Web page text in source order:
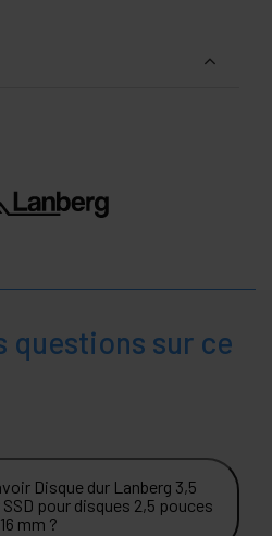
questions sur ce
Disque dur Lanberg 3,5
pour disques 2,5 pouces
16 mm ?